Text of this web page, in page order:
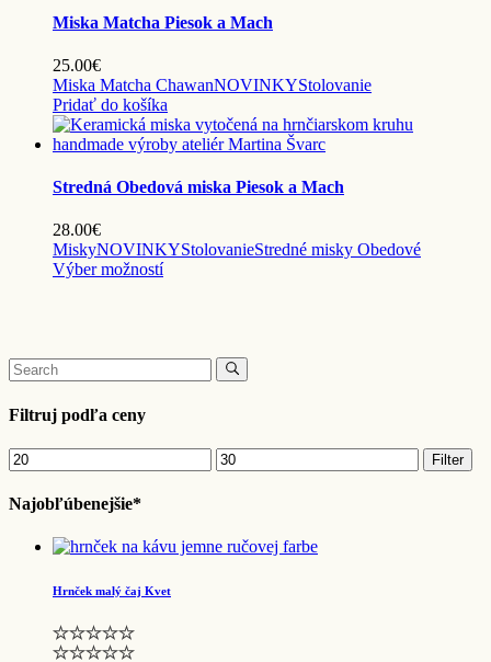
Miska Matcha Piesok a Mach
25.00€
Miska Matcha ChawanNOVINKYStolovanie
Pridať do košíka
Stredná Obedová miska Piesok a Mach
28.00€
MiskyNOVINKYStolovanieStredné misky Obedové
Výber možnostíTento
Možnosti
si
na
Search
for:
Filtruj podľa ceny
Minimálna
cena
Maximálna
cena
Filter
Najobľúbenejšie*
Hrnček malý čaj Kvet